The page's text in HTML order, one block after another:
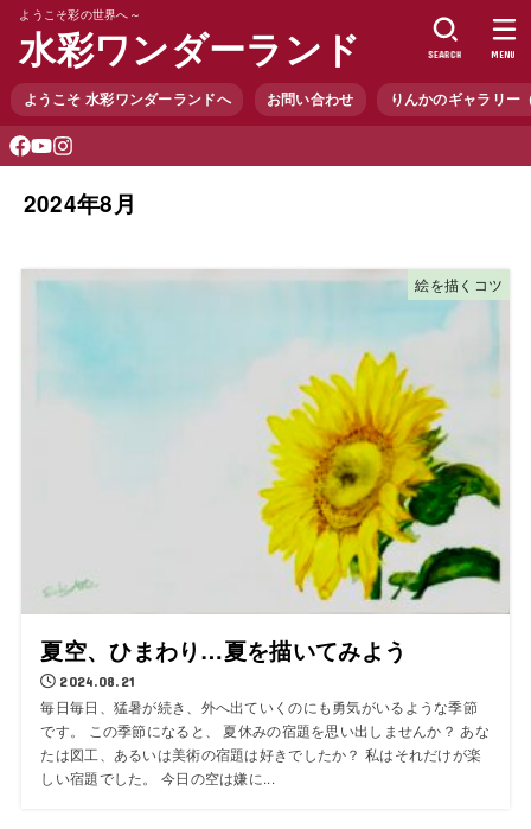
ようこそ彩の世界へ～
水彩ワンダーランド
ようこそ 水彩ワンダーランドへ お問い合わせ りんかのギャラリー
SEARCH MENU
2024年8月
絵を描くコツ
夏空、ひまわり…夏を描いてみよう
2024.08.21
毎日毎日、猛暑が続き、外へ出ていくのにも勇気がいるような季節
です。 この季節になると、 夏休みの宿題を思い出しませんか？ あな
たは図工、あるいは美術の宿題は好きでしたか？ 私はそれだけが楽
しい宿題でした。 今日の空は嫌に...